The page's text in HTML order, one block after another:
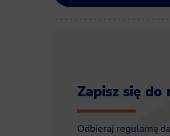
Zapisz się
Odbieraj regularną